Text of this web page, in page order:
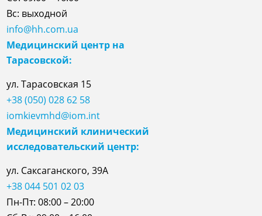
Вс: выходной
info@hh.com.ua
Медицинский центр на
Тарасовской:
ул.Тарасовская 15
+38 (050) 028 62 58
iomkievmhd@iom.int
Медицинский клинический
исследовательский центр:
ул. Саксаганского, 39А
+38 044 501 02 03
Пн-Пт: 08:00 – 20:00